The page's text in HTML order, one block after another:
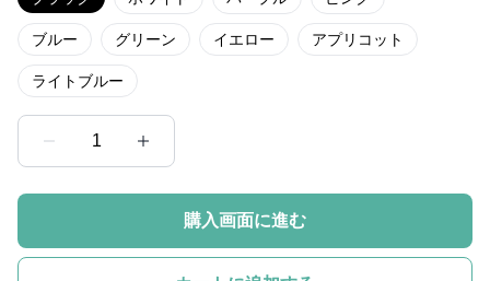
ブルー グリーン イエロー アプリコット
ライトブルー
1
購入画面に進む